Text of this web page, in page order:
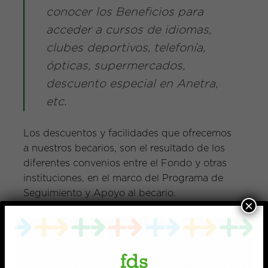
conocer los Beneficios para
acceder a cursos de idiomas,
clubes deportivos, telefonía,
ópticas, supermercados,
descuento especial en Anetra,
etc.
Los descuentos y facilidades que ofrecemos
a nuestros becarios, son el resultado de los
diferentes convenios entre el Fondo y otras
instituciones, en el marco del Programa de
Seguimiento y Apoyo al becario.
×